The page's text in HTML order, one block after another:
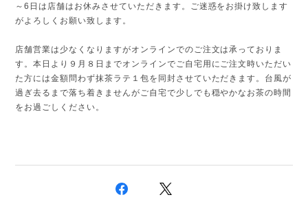
～6日は店舗はお休みさせていただきます。ご迷惑をお掛け致します
がよろしくお願い致します。
店舗営業は少なくなりますがオンラインでのご注文は承っておりま
す。本日より９月８日までオンラインでご自宅用にご注文時いただい
た方には金額問わず抹茶ラテ１包を同封させていただきます。台風が
過ぎ去るまで落ち着きませんがご自宅で少しでも穏やかなお茶の時間
をお過ごしください。